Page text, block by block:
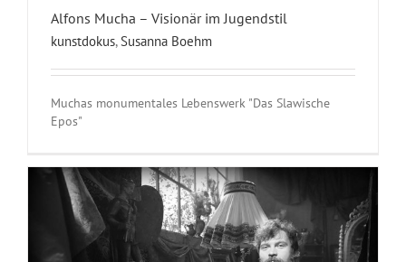
Alfons Mucha – Visionär im Jugendstil
kunstdokus,Susanna Boehm
Muchas monumentales Lebenswerk "Das Slawische
Epos"